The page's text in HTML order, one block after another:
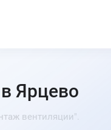
Ярцево
вентиляции".